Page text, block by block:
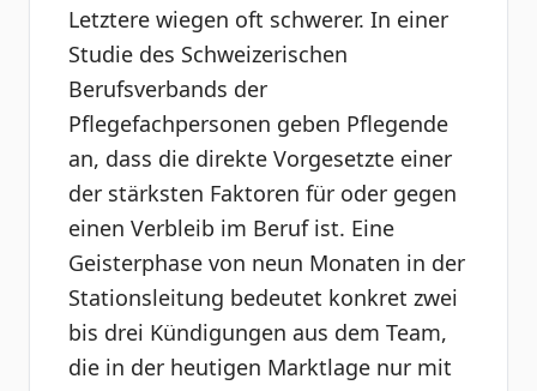
Letztere wiegen oft schwerer. In einer
Studie des Schweizerischen
Berufsverbands der
Pflegefachpersonen geben Pflegende
an, dass die direkte Vorgesetzte einer
der stärksten Faktoren für oder gegen
einen Verbleib im Beruf ist. Eine
Geisterphase von neun Monaten in der
Stationsleitung bedeutet konkret zwei
bis drei Kündigungen aus dem Team,
die in der heutigen Marktlage nur mit